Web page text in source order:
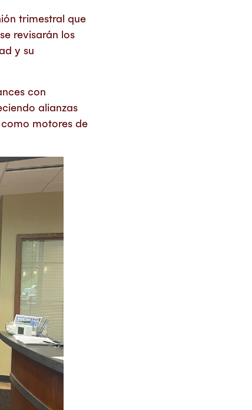
trimestral que
revisarán los
y su
con
alianzas
motores de